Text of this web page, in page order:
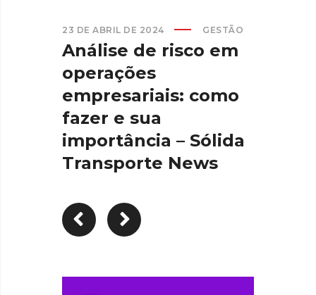
23 DE ABRIL DE 2024 GESTÃO
Análise de risco em
operações
empresariais: como
fazer e sua
importância – Sólida
Transporte News